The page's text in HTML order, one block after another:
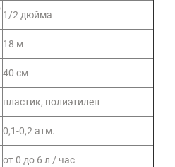
1/2 дюйма
18 м
40 см
пластик, полиэтилен
0,1-0,2 атм.
от 0 до 6 л / час